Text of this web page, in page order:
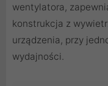
wentylatora,
konstrukcja z
urządzenia, przy
wydajności.